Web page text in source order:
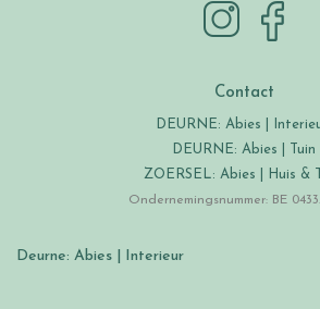
Contact
DEURNE: Abies |
DEURNE: Abies | Tuin
ZOERSEL: Abies | Huis &
Ondernemingsnummer: BE
Deurne: Abies | Interieur